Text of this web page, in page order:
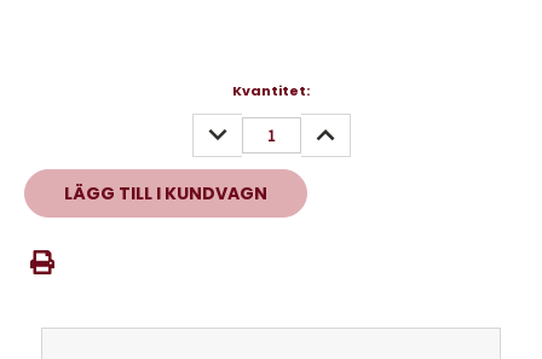
Kvantitet:
MINSKA
KVANTITET:
ÖKA
KVANTITET: